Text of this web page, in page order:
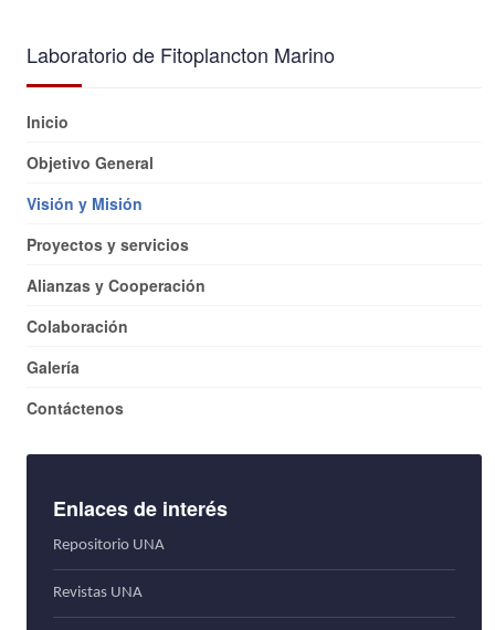
Laboratorio de Fitoplancton Marino
Inicio
Objetivo General
Visión y Misión
Proyectos y servicios
Alianzas y Cooperación
Colaboración
Galería
Contáctenos
Enlaces de interés
Repositorio UNA
Revistas UNA